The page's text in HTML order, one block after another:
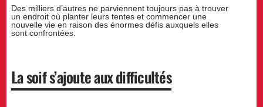
Des milliers d’autres ne parviennent toujours pas à trouver
un endroit où planter leurs tentes et commencer une
nouvelle vie en raison des énormes défis auxquels elles
sont confrontées.
La soif s’ajoute aux difficultés